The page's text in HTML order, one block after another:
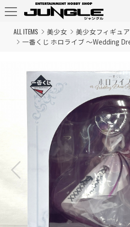
ALL ITEMS 美少女
美少女フィギュア
一番くじ ホロライブ ～Wedding